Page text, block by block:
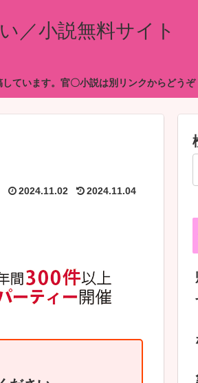
／小説無料サイト
ています。官〇小説は別リンクからどうぞ
2024.11.02 2024.11.04